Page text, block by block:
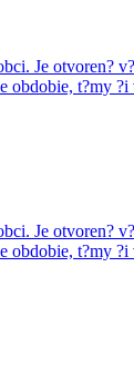
Je otvoren?
t?my
Je otvoren?
t?my